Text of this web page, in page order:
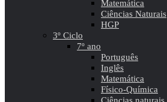
Matemática
Ciências Naturais
HGP
3º Ciclo
7º ano
Português
Inglês
Matemática
Físico-Química